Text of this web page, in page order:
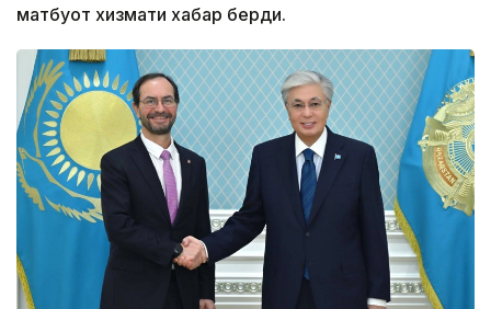
матбуот хизмати хабар берди.